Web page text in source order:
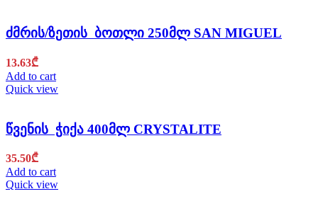
ძმრის/ზეთის ბოთლი 250მლ SAN MIGUEL
13.63₾
Add to cart
Quick view
წვენის ჭიქა 400მლ CRYSTALITE
35.50₾
Add to cart
Quick view